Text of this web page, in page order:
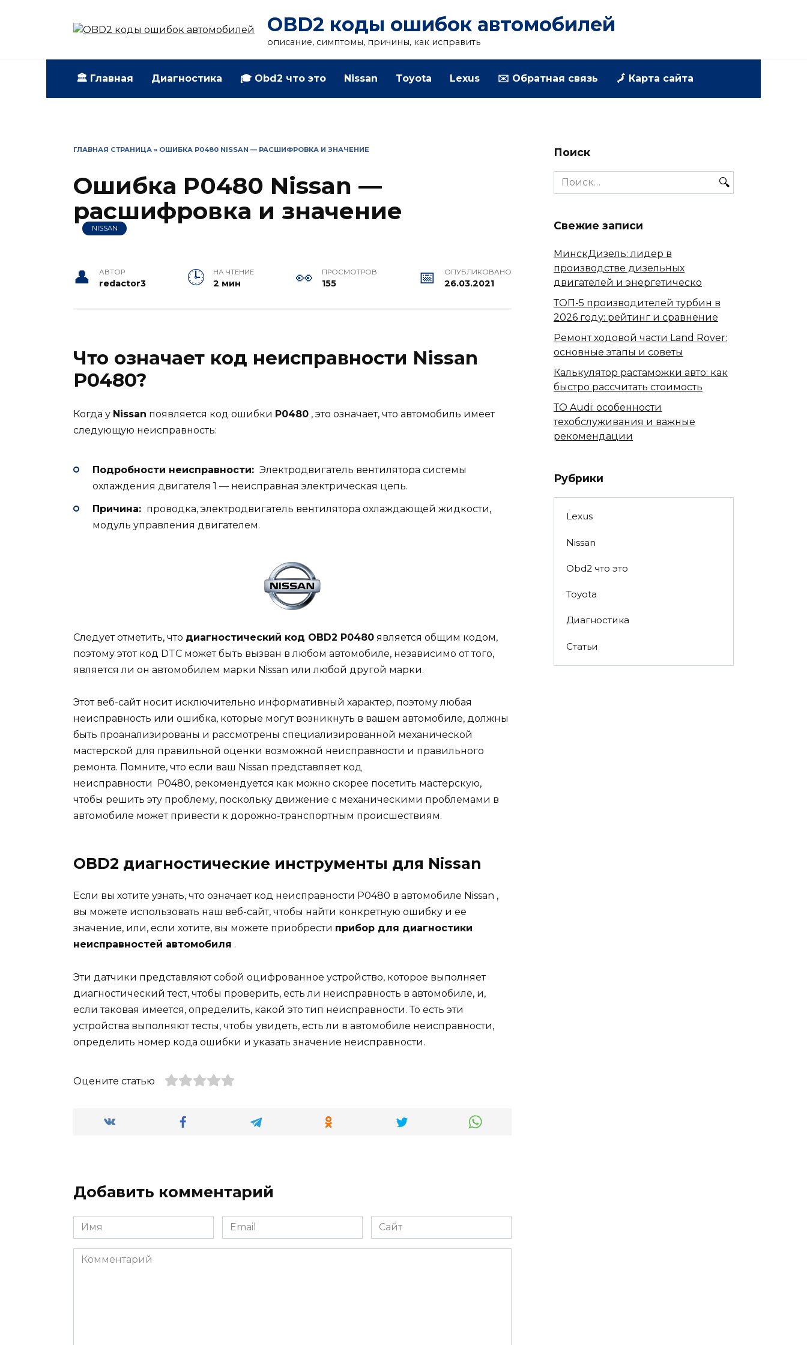
OBD2 коды ошибок автомобилей
описание, симптомы, причины, как исправить
🏛️ Главная Диагностика 🎓 Obd2 что это Nissan Toyota Lexus ✉️ Обратная связь 🗾 Карта сайта
ГЛАВНАЯ СТРАНИЦА » ОШИБКА P0480 NISSAN — РАСШИФРОВКА И ЗНАЧЕНИЕ
Ошибка P0480 Nissan —
расшифровка и значение
NISSAN
АВТОР
redactor3
НА ЧТЕНИЕ
2 мин
ПРОСМОТРОВ
155
ОПУБЛИКОВАНО
26.03.2021
Что означает код неисправности Nissan
P0480?
Когда у Nissan появляется код ошибки P0480 , это означает, что автомобиль имеет
следующую неисправность:
Подробности неисправности: Электродвигатель вентилятора системы
охлаждения двигателя 1 — неисправная электрическая цепь.
Причина: проводка, электродвигатель вентилятора охлаждающей жидкости,
модуль управления двигателем.
Следует отметить, что диагностический код OBD2 P0480 является общим кодом,
поэтому этот код DTC может быть вызван в любом автомобиле, независимо от того,
является ли он автомобилем марки Nissan или любой другой марки.
Этот веб-сайт носит исключительно информативный характер, поэтому любая
неисправность или ошибка, которые могут возникнуть в вашем автомобиле, должны
быть проанализированы и рассмотрены специализированной механической
мастерской для правильной оценки возможной неисправности и правильного
ремонта. Помните, что если ваш Nissan представляет код
неисправности
P0480, рекомендуется как можно скорее посетить мастерскую,
чтобы решить эту проблему, поскольку движение с механическими проблемами в
автомобиле может привести к дорожно-транспортным происшествиям.
OBD2 диагностические инструменты для Nissan
Если вы хотите узнать, что означает код неисправности P0480 в автомобиле Nissan ,
вы можете использовать наш веб-сайт, чтобы найти конкретную ошибку и ее
значение, или, если хотите, вы можете приобрести прибор для диагностики
неисправностей автомобиля .
Эти датчики представляют собой оцифрованное устройство, которое выполняет
диагностический тест, чтобы проверить, есть ли неисправность в автомобиле, и,
если таковая имеется, определить, какой это тип неисправности. То есть эти
устройства выполняют тесты, чтобы увидеть, есть ли в автомобиле неисправности,
определить номер кода ошибки и указать значение неисправности.
Оцените статью
Добавить комментарий
Имя
*
Email
*
Сайт
Комментарий
Поиск
Search
for:
Свежие записи
МинскДизель: лидер в
производстве дизельных
двигателей и энергетическо
ТОП-5 производителей турбин в
2026 году: рейтинг и сравнение
Ремонт ходовой части Land Rover:
основные этапы и советы
Калькулятор растаможки авто: как
быстро рассчитать стоимость
ТО Audi: особенности
техобслуживания и важные
рекомендации
Рубрики
Lexus
Nissan
Obd2 что это
Toyota
Диагностика
Статьи